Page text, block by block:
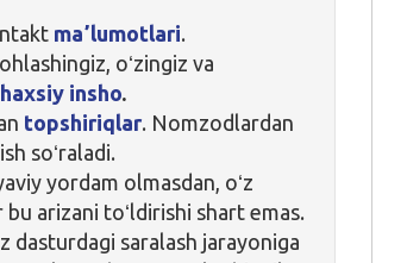
maʼlumotlari.
oʻzingiz va
insho.
topshiriqlar. Nomzodlardan
soʻraladi.
yordam olmasdan, oʻz
arizani toʻldirishi shart emas.
dasturdagi saralash jarayoniga